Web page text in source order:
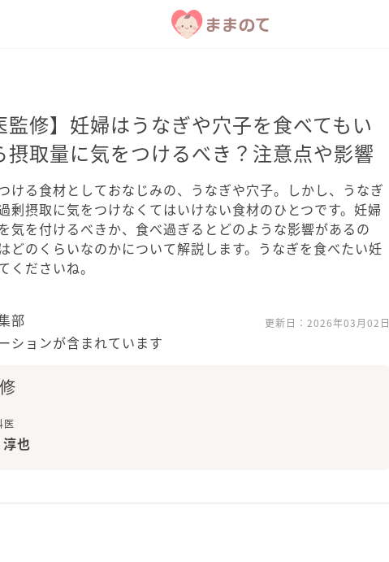
監修】妊婦はうなぎや穴子を食べてもい
摂取量に気をつけるべき？注意点や影響
ける食材としておなじみの、うなぎや穴子。しかし、うなぎ
剰摂取に気をつけなくてはいけない食材のひとつです。妊婦
気を付けるべきか、食べ過ぎるとどのような影響があるの
どのくらいなのかについて解説します。うなぎを食べたい妊
くださいね。
部 更新日： 2026年03月02日
ションが含まれています
医
也